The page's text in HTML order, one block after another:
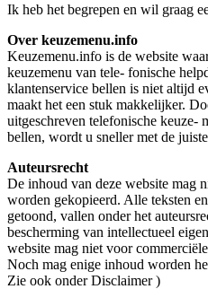
Ik heb het begrepen en wil graag
Over keuzemenu.info
Keuzemenu.info is de website
keuzemenu van tele- fonische
klantenservice bellen is niet altijd
maakt het een stuk makkelijker.
uitgeschreven telefonische keuze-
bellen, wordt u sneller met de
Auteursrecht
De inhoud van deze website mag
worden gekopieerd. Alle teksten
getoond, vallen onder het
bescherming van intellectueel
website mag niet voor
Noch mag enige inhoud worden
Zie ook onder Disclaimer )